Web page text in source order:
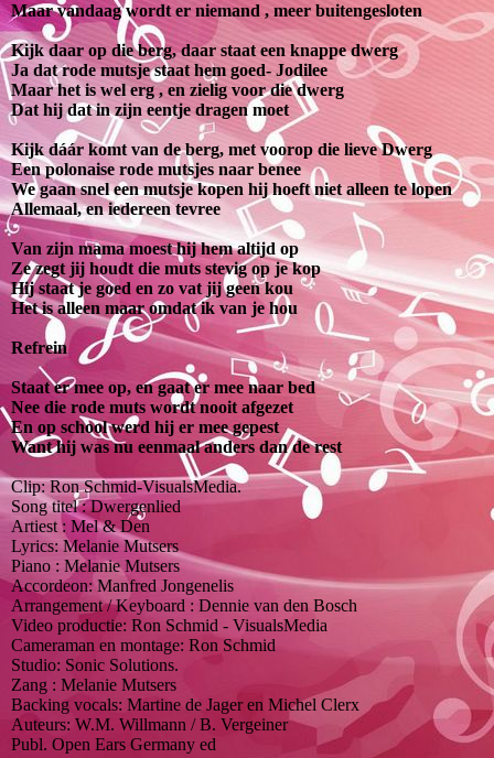
Maar vandaag wordt er niemand , meer buitengesloten
Kijk daar op die berg, daar staat een knappe dwerg
Ja dat rode mutsje staat hem goed- Jodilee
Maar het is wel erg , en zielig voor die dwerg
Dat hij dat in zijn eentje dragen moet
Kijk dáár komt van de berg, met voorop die lieve Dwerg
Een polonaise rode mutsjes naar benee
We gaan snel een mutsje kopen hij hoeft niet alleen te lopen
Allemaal, en iedereen tevree
Van zijn mama moest hij hem altijd op
Ze zegt jij houdt die muts stevig op je kop
Hij staat je goed en zo vat jij geen kou
Het is alleen maar omdat ik van je hou
Refrein
Staat er mee op, en gaat er mee naar bed
Nee die rode muts wordt nooit afgezet
En op school werd hij er mee gepest
Want hij was nu eenmaal anders dan de rest
Clip: Ron Schmid-VisualsMedia.
Song titel : Dwergenlied
Artiest : Mel & Den
Lyrics: Melanie Mutsers
Piano : Melanie Mutsers
Accordeon: Manfred Jongenelis
Arrangement / Keyboard : Dennie van den Bosch
Video productie: Ron Schmid - VisualsMedia
Cameraman en montage: Ron Schmid
Studio: Sonic Solutions.
Zang : Melanie Mutsers
Backing vocals: Martine de Jager en Michel Clerx
Auteurs: W.M. Willmann / B. Vergeiner
Publ. Open Ears Germany ed